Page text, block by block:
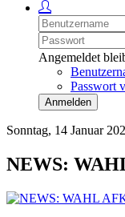
Angemeldet
Passwort
Anmelden
Sonntag, 14 Januar
NEWS: